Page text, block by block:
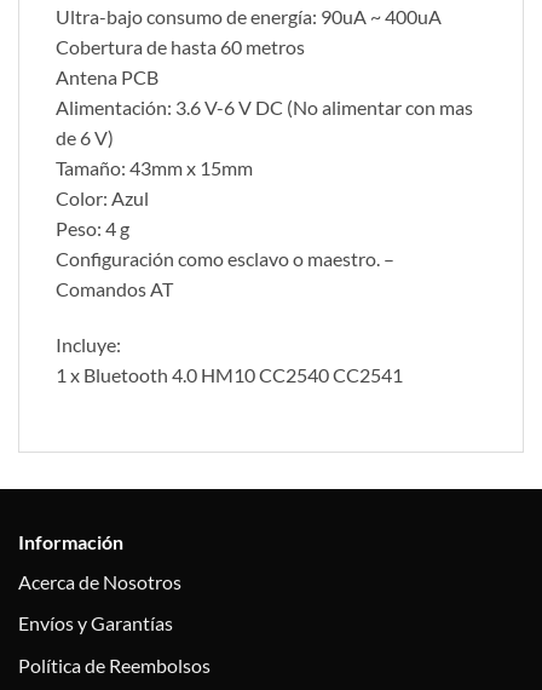
Ultra-bajo consumo de energía: 90uA ~ 400uA
Cobertura de hasta 60 metros
Antena PCB
Alimentación: 3.6 V-6 V DC (No alimentar con mas
de 6 V)
Tamaño: 43mm x 15mm
Color: Azul
Peso: 4 g
Configuración como esclavo o maestro. –
Comandos AT
Incluye:
1 x Bluetooth 4.0 HM10 CC2540 CC2541
Información
Acerca de Nosotros
Envíos y Garantías
Política de Reembolsos